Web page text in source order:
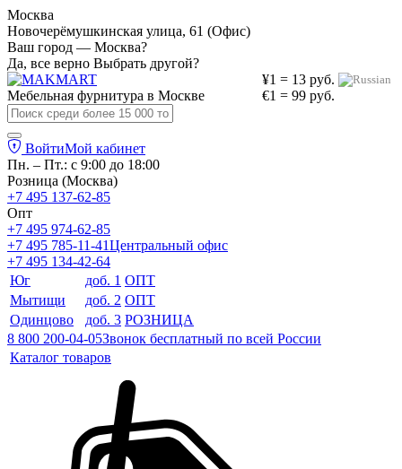
Москва
Новочерёмушкинская улица, 61 (Офис)
Ваш город — Москва?
Да, все верно Выбрать другой?
¥1 = 13 руб.
€1 = 99 руб.
Мебельная фурнитура в Москве
ВойтиМой кабинет
Пн. – Пт.: с 9:00 до 18:00
Розница (Москва)
+7 495 137-62-85
Опт
+7 495 974-62-85
+7 495 785-11-41Центральный офис
+7 495 134-42-64
Юг
доб. 1 ОПТ
Мытищи
доб. 2 ОПТ
Одинцово
доб. 3 РОЗНИЦА
8 800 200-04-05Звонок бесплатный по всей России
Каталог товаров